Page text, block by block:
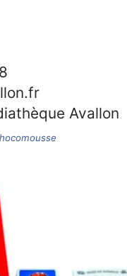
Avallon